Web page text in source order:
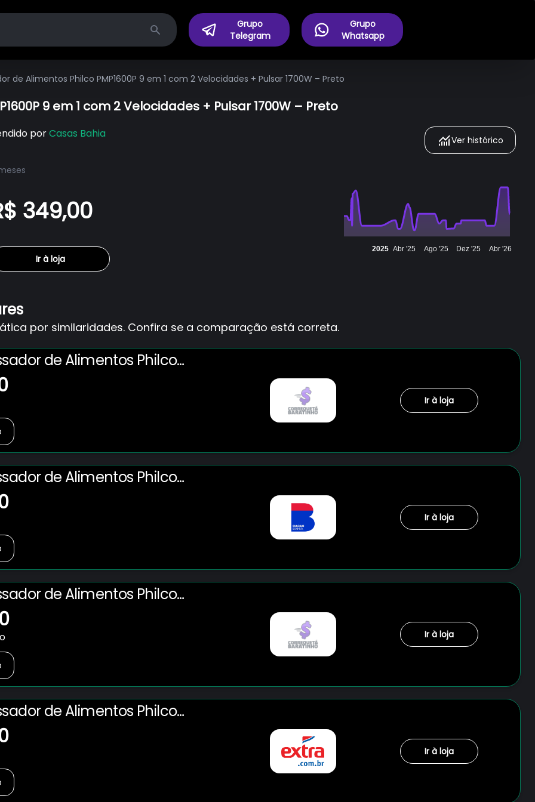
Search
Grupo
Telegram
Grupo
Whatsapp
de Alimentos Philco PMP1600P 9 em 1 com 2 Velocidades + Pulsar 1700W – Preto
9 em 1 com 2 Velocidades + Pulsar 1700W – Preto
porCasas Bahia
349,00
Ir à loja
Ver histórico
2025 Abr '25 Ago '25 Dez '25 Abr '26
por similaridades. Confira se a comparação está correta.
de Alimentos Philco
em 1 com 2 Velocidades +
– Preto
Ir à loja
de Alimentos Philco
em 1 com 2 Velocidades +
– Preto
Ir à loja
de Alimentos Philco
em 1 com 2 Velocidades +
– Preto
Ir à loja
de Alimentos Philco
em 1 com 2 Velocidades +
– Preto
Ir à loja